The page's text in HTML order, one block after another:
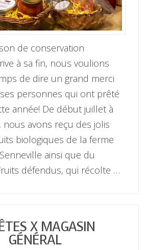
de conservation
à sa fin, nous voulions
de dire un grand merci
personnes qui ont prêté
année! De début juillet à
avons reçu des jolis
biologiques de la ferme
ainsi que du
défendus, qui récolte …
X MAGASIN
GÉNÉRAL